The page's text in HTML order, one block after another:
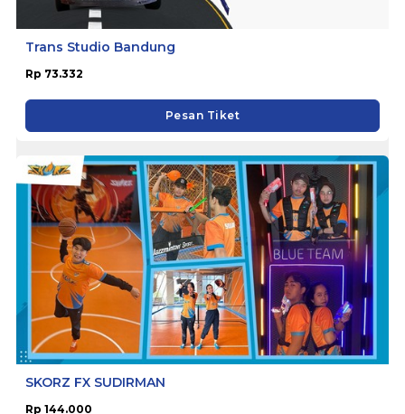
Trans Studio Bandung
Rp 73.332
Pesan Tiket
SKORZ FX SUDIRMAN
Rp 144.000